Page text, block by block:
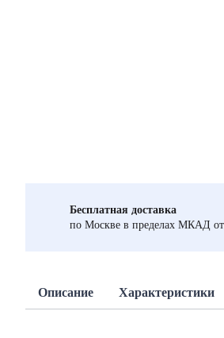
Бесплатная доставка
по Москве в пределах МКАД
Описание Характеристики